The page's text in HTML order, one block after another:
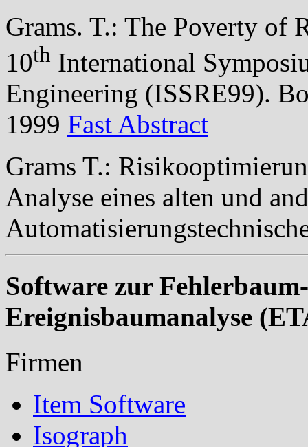
Grams. T.: The Poverty of
10th International
Engineering (ISSRE99).
1999 Fast Abstract
Grams T.:
Analyse eines alten und
Software zur
Ereignisbaumanalyse
Firmen
Item Software
Isograph